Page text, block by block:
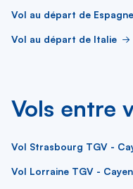
Vol au départ de Espagne
Vol au départ de Italie
Vols entre
Vol Strasbourg TGV -
Vol Lorraine TGV -